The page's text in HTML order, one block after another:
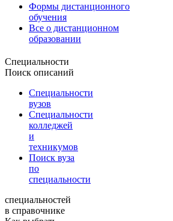
Формы дистанционного
обучения
Все о дистанционном
образовании
Специальности
Поиск описаний
Специальности
вузов
Специальности
колледжей
и
техникумов
Поиск вуза
по
специальности
специальностей
в справочнике